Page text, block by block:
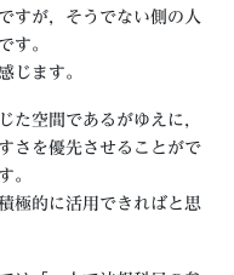
すが，そうでない側の人
す。
じます。
た空間であるがゆえに，
さを優先させることがで
。
極的に活用できればと思